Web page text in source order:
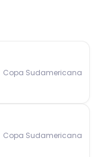
Copa Sudamericana
Copa Sudamericana